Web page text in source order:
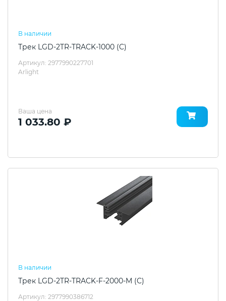
В наличии
Трек LGD-2TR-TRACK-1000 (C)
Артикул: 2977990227701
Arlight
Ваша цена
1 033.80 ₽
В наличии
Трек LGD-2TR-TRACK-F-2000-M (C)
Артикул: 2977990386712